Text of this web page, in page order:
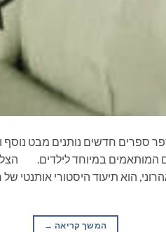
ספרים חדשים נותנים מבט נוסף
המותאמים במיוחד לילדים.
הוא תיעוד היסטורי אותנטי
המשך קריאה →